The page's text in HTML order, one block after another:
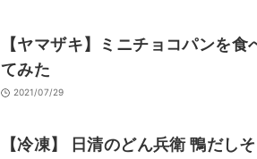
【ヤマザキ】ミニチョコパンを食
てみた
2021/07/29
【冷凍】 日清のどん兵衛 鴨だし